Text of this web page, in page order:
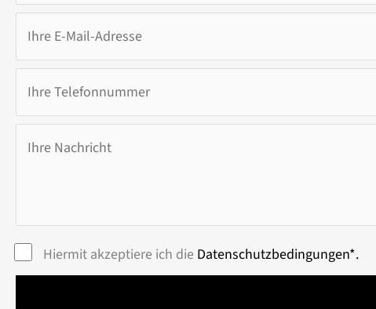
Hiermit akzeptiere ich die Datenschutzbedingungen*.